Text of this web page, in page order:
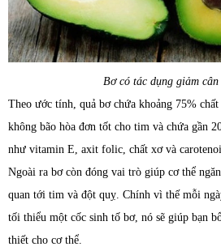
Bơ có tác dụng giảm cân
Theo ước tính, quả bơ chứa khoảng 75%
không bão hòa đơn tốt cho tim và chứa gần
như vitamin E, axit folic, chất xơ và
Ngoài ra bơ còn đóng vai trò giúp cơ thể
quan tới tim và đột quỵ. Chính vì thế mỗi
tối thiểu một cốc sinh tố bơ, nó sẽ giúp bạn
thiết cho cơ thể.